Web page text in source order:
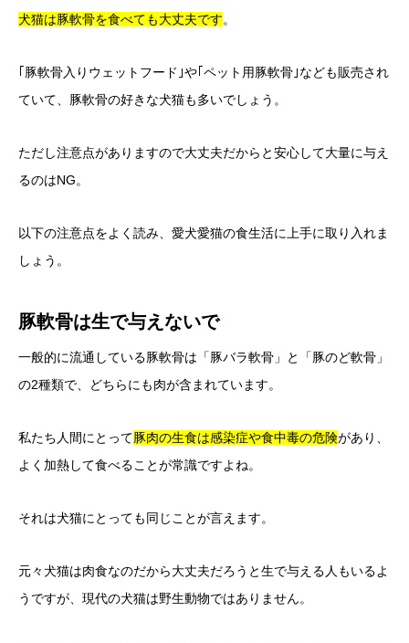
犬猫は豚軟骨を食べても大丈夫です。
｢豚軟骨入りウェットフード｣や｢ペット用豚軟骨｣なども販売され
ていて、豚軟骨の好きな犬猫も多いでしょう。
ただし注意点がありますので大丈夫だからと安心して大量に与え
るのはNG。
以下の注意点をよく読み、愛犬愛猫の食生活に上手に取り入れま
しょう。
豚軟骨は生で与えないで
一般的に流通している豚軟骨は「豚バラ軟骨」と「豚のど軟骨」
の2種類で、どちらにも肉が含まれています。
私たち人間にとって豚肉の生食は感染症や食中毒の危険があり、
よく加熱して食べることが常識ですよね。
それは犬猫にとっても同じことが言えます。
元々犬猫は肉食なのだから大丈夫だろうと生で与える人もいるよ
うですが、現代の犬猫は野生動物ではありません。